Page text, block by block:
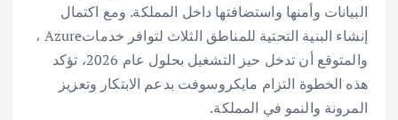
البيانات وأمنها واستضافتها داخل المملكة. ومع اكتمال
إنشاء البنية التحتية للمناطق الثلاث لتوافر خدماتAzure ،
والمتوقع أن تدخل حيز التشغيل بحلول عام 2026، تؤكد
هذه الخطوة التزام مايكروسوفت بدعم الابتكار وتعزيز
المرونة والنمو في المملكة.